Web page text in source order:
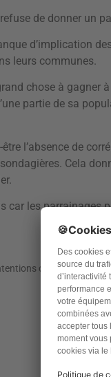
de donner un
d’implication
leurs communes.
chose à
partie de sa
l’absence de
Cela
car les parrainages
de vote au 5
1%
0,5%
9%